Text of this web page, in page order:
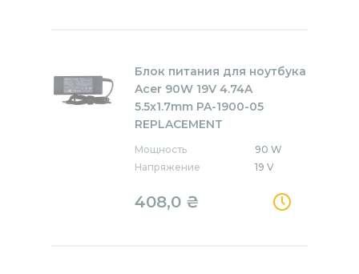
Блок питания для ноутбука
Acer 90W 19V 4.74A
5.5x1.7mm PA-1900-05
REPLACEMENT
Мощность
90 W
Напряжение
19 V
408,0 ₴